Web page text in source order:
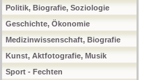
Politik, Biografie, Soziologie
Geschichte, Ökonomie
Medizinwissenschaft, Biografie
Kunst, Aktfotografie, Musik
Sport - Fechten